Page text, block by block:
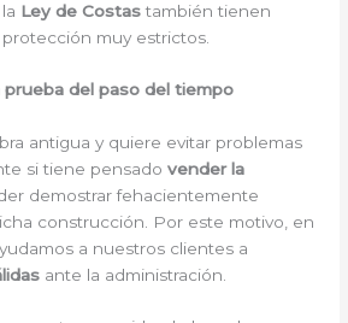
Ley de Costastambién tienen
muy estrictos.
prueba del paso del tiempo
antigua y quiere evitar problemas
si tiene pensadovender la
demostrar fehacientemente
construcción. Por este motivo, en
a nuestros clientes a
ante la administración.